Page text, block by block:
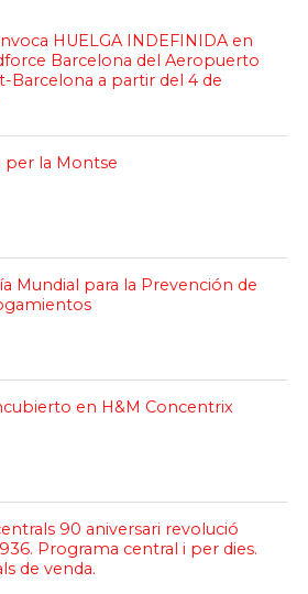
HUELGA INDEFINIDA en
Barcelona del Aeropuerto
Barcelona a partir del 4 de
per la Montse
Mundial para la Prevención de
en H&M Concentrix
90 aniversari revolució
Programa central i per dies.
de venda.